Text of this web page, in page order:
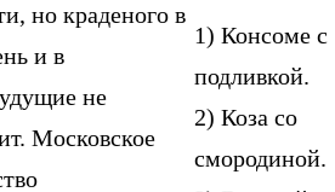
но краденого в
и в
не
Московское
1) Консоме с
подливкой.
2) Коза со
смородиной.